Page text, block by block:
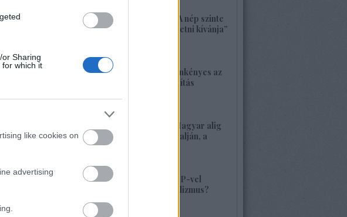
Sharing
which it
like cookies on
advertising
1418. BEKIÁLTÁS: „A nép szinte
bárkit követ, aki vezetni kívánja”
1417. BEKIÁLTÁS: Önkényes az
alaptörvény-módosítás
1416. BEKIÁLTÁS: Magyar alig
volt, alig van Kárpátalján, a
veszély összetett!
1415. BEKIÁLTÁS: MP-vel
visszatérne a szocializmus?
Aligha!
2026. május 10. 12:25